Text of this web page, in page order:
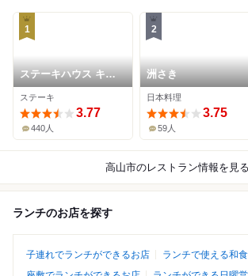
1
ステーキハウス キッ
チン飛騨
ステーキ
3.77
440人
2
洲さき
日本料理
3.75
59人
高山市のレストラン情報を見る
ランチのお店を探す
子連れでランチができるお店
ランチで使える和